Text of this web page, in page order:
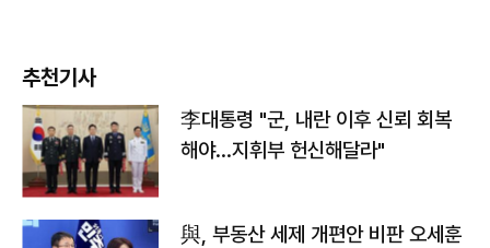
추천기사
李대통령 "군, 내란 이후 신뢰 회복
해야…지휘부 헌신해달라"
與, 부동산 세제 개편안 비판 오세훈